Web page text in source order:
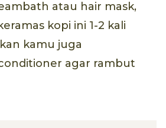
atau hair mask,
kopi ini 1-2 kali
kamu juga
agar rambut